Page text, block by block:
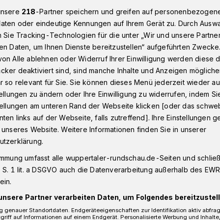
Messerattacke
Staatsanwaltschaft hat am
Haftbefehl gegen einen Mann aus
218-Partner speichern und greifen auf
oder eindeutige Kennungen auf Ihrem Gerät zu. Durch
Sie Tracking-Technologien für die unter „Wir und unsere
Daten, um Ihnen Dienste bereitzustellen“ aufgeführten
Alle ablehnen oder Widerruf Ihrer Einwilligung werden diese
deaktiviert sind, sind manche Inhalte und Anzeigen
so relevant für Sie. Sie können dieses Menü jederzeit wieder
zu ändern oder Ihre Einwilligung zu widerrufen, indem
am unteren Rand der Webseite klicken [oder das
links auf der Webseite, falls zutreffend]. Ihre Einstellungen
Website. Weitere Informationen finden Sie in unserer
umfasst alle wuppertaler-rundschau.de-Seiten und
1 lit. a DSGVO auch die Datenverarbeitung außerhalb des
Partner verarbeiten Daten, um Folgendes
genauer Standortdaten. Endgeräteeigenschaften zur Identifikation aktiv
auf Informationen auf einem Endgerät. Personalisierte Werbung und